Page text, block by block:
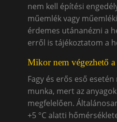
nem kell építési
műemlék vagy
érdemes utánanézni a
erről is tájékoztatom a
Mikor nem végezhető a
Fagy és erős eső
munka, mert az
megfelelően.
+5 °C alatti